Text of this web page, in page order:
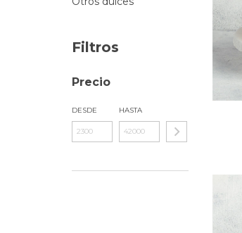
Filtros
Precio
DESDE HASTA